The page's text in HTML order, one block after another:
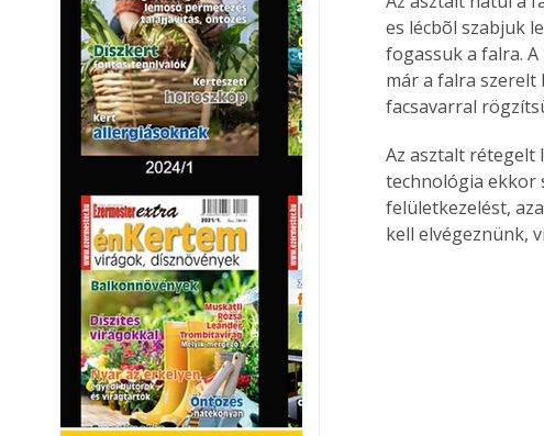
es lécbõl szabjuk
fogassuk a falra.
már a falra szerelt
facsavarral
Az asztalt rétegelt
technológia ekkor
felületkezelést,
kell elvégeznünk,